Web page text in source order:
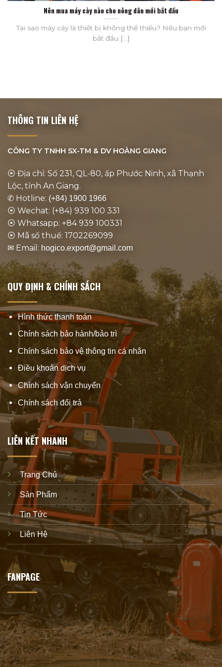
Nên mua máy cày nào cho nông dân mới bắt đầu
Tại sao máy cày là thiết bị không thể thiếu? Nếu bạn mới
bắt đầu [...]
THÔNG TIN LIÊN HỆ
CÔNG TY TNHH SX-TM & DV HOÀNG GIANG
⦿ Địa chỉ: Số 231, QL-80, ấp Phước Ninh, xã Thạnh
Lộc, tỉnh An Giang.
✆ Hotline: (+84) 1900 1966
⦿ Wechat: (+84) 939 100 331
⦿ Whatsapp: +84 939 100331
⦿ Mã số thuế: 1702269099
✉ Email: hogico.export@gmail.com
QUY ĐỊNH & CHÍNH SÁCH
Hình thức thanh toán
Chính sách bảo hành/bảo trì
Chính sách bảo vệ thông tin cá nhân
Điều khoản dịch vụ
Chính sách vận chuyển
Chính sách đổi trả
LIÊN KẾT NHANH
Trang Chủ
Sản Phẩm
Tin Tức
Liên Hệ
FANPAGE